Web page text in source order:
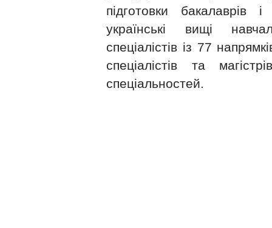
підготовки бакалаврів
українські вищі
спеціалістів із 77
спеціалістів та
спеціальностей.